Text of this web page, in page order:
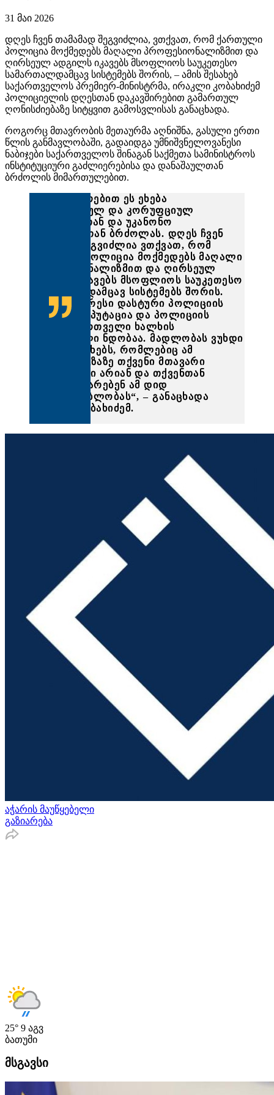
31 მაი 2026
დღეს ჩვენ თამამად შეგვიძლია, ვთქვათ, რომ ქართული
პოლიცია მოქმედებს მაღალი პროფესიონალიზმით და
ღირსეულ ადგილს იკავებს მსოფლიოს საუკეთესო
სამართალდამცავ სისტემებს შორის, – ამის შესახებ
საქართველოს პრემიერ-მინისტრმა, ირაკლი კობახიძემ
პოლიციელის დღესთან დაკავშირებით გამართულ
ღონისძიებაზე სიტყვით გამოსვლისას განაცხადა.
როგორც მთავრობის მეთაურმა აღნიშნა, გასული ერთი
წლის განმავლობაში, გადაიდგა უმნიშვნელოვანესი
ნაბიჯები საქართველოს შინაგან საქმეთა სამინისტროს
ინსტიტუციური გაძლიერებისა და დანაშაულთან
ბრძოლის მიმართულებით.
„განსაკუთრებით ეს ეხება
ორგანიზებულ და კორუფციულ
დანაშაულთან და უკანონო
მიგრაციასთან ბრძოლას. დღეს ჩვენ
თამამად შეგვიძლია ვთქვათ, რომ
ქართული პოლიცია მოქმედებს მაღალი
პროფესიონალიზმით და ღირსეულ
ადგილს იკავებს მსოფლიოს საუკეთესო
სამართალდამცავ სისტემებს შორის.
ამის უმთავრესი დასტური პოლიციის
მაღალი რეპუტაცია და პოლიციის
მიმართ ქართველი ხალხის
გამორჩეული ნდობაა. მადლობას ვუხდი
თქვენს ოჯახებს, რომლებიც ამ
ურთულეს გზაზე თქვენი მთავარი
დასაყრდენი არიან და თქვენთან
ერთად იზიარებენ ამ დიდ
პასუხისმგებლობას“, – განაცხადა
ირაკლი კობახიძემ.
აჭარის მაუწყებელი
გაზიარება
25° 9 აგვ
ბათუმი
მსგავსი